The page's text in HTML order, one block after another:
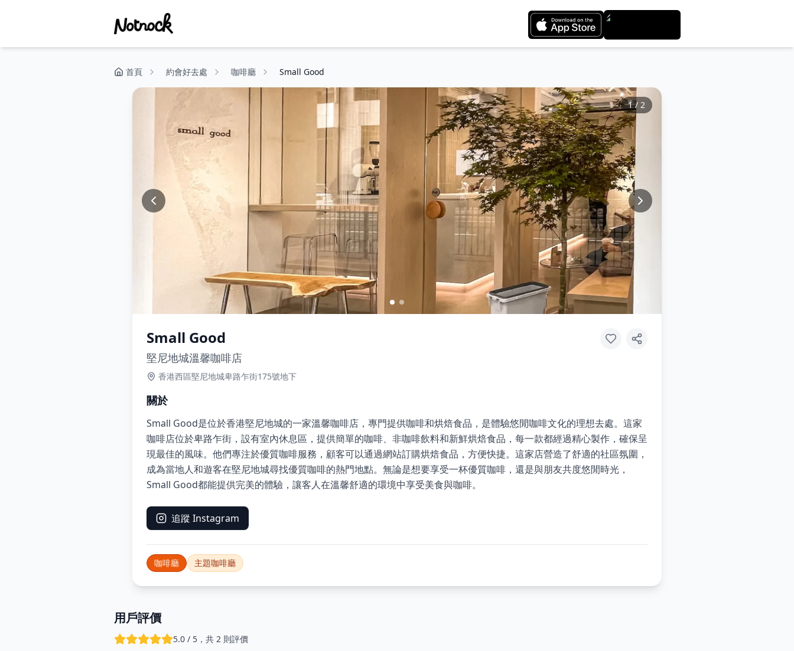
首頁 約會好去處 咖啡廳 Small Good
1/ 2
Small Good
堅尼地城溫馨咖啡店
香港西區堅尼地城卑路乍街175號地下
關於
Small Good是位於香港堅尼地城的一家溫馨咖啡店，專門提供咖啡和烘焙食品，是體驗悠閒咖啡文化的理想去處。這家
咖啡店位於卑路乍街，設有室內休息區，提供簡單的咖啡、非咖啡飲料和新鮮烘焙食品，每一款都經過精心製作，確保呈
現最佳的風味。他們專注於優質咖啡服務，顧客可以通過網站訂購烘焙食品，方便快捷。這家店營造了舒適的社區氛圍，
成為當地人和遊客在堅尼地城尋找優質咖啡的熱門地點。無論是想要享受一杯優質咖啡，還是與朋友共度悠閒時光，
Small Good都能提供完美的體驗，讓客人在溫馨舒適的環境中享受美食與咖啡。
追蹤 Instagram
咖啡廳 主題咖啡廳
用戶評價
5.0 / 5，共 2 則評價